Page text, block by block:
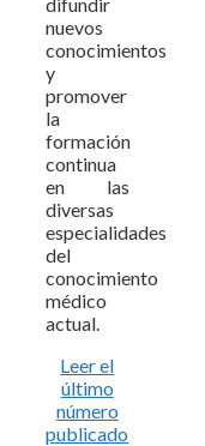
nuevos
conocimientos
y
promover
la
formación
continua
en las
diversas
especialidades
del
conocimiento
médico
actual.
Leer el
último
número
publicado